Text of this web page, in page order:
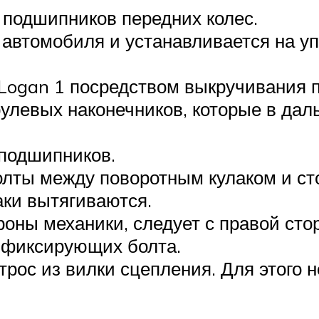
передних колес.
и устанавливается на
1 посредством выкручивания
наконечников, которые в
между поворотным кулаком и
вытягиваются.
механики, следует с правой
фиксирующих болта.
из вилки сцепления. Для этого